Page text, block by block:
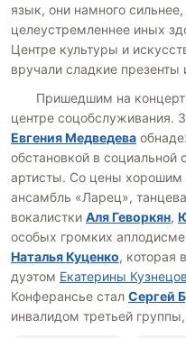
язык, они намного
целеустремленнее иных
Центре культуры и
вручали сладкие
Пришедшим на
центре соцобслуживания.
Евгения Медведева
обстановкой в
артисты. Со цены хорошим
ансамбль «Ларец»,
вокалистки Аля Геворкян,
особых громких
Наталья Куценко, которая
дуэтом Екатерины
Конферансье стал Сергей
инвалидом третьей